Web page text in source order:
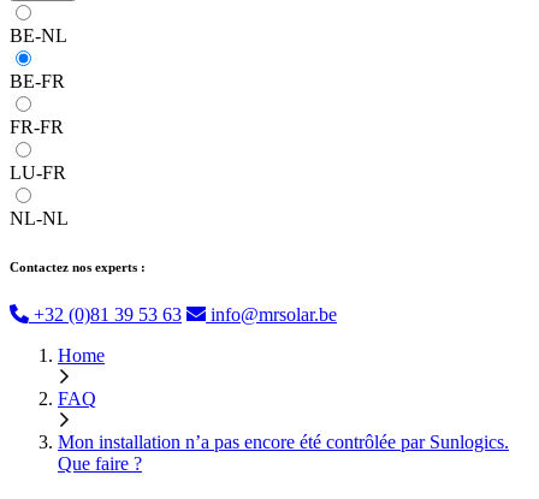
BE-NL
BE-FR
FR-FR
LU-FR
NL-NL
Contactez nos experts :
+32 (0)81 39 53 63
info@mrsolar.be
Home
FAQ
Mon installation n’a pas encore été contrôlée par Sunlogics.
Que faire ?